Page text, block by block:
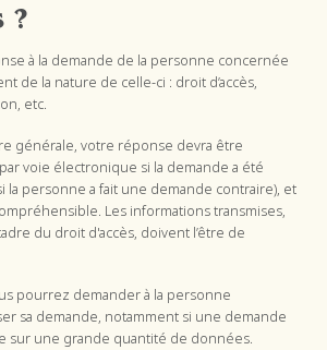
?
à la demande de la personne concernée
de la nature de celle-ci : droit d’accès,
etc.
générale, votre réponse devra être
voie électronique si la demande a été
la personne a fait une demande contraire), et
Les informations transmises,
du droit d'accès, doivent l’être de
pourrez demander à la personne
sa demande, notamment si une demande
sur une grande quantité de données.